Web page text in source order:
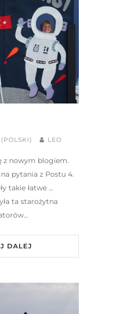
LEO
z nowym blogiem.
pytania z Postu 4.
takie łatwe …
ta starożytna
DALEJ